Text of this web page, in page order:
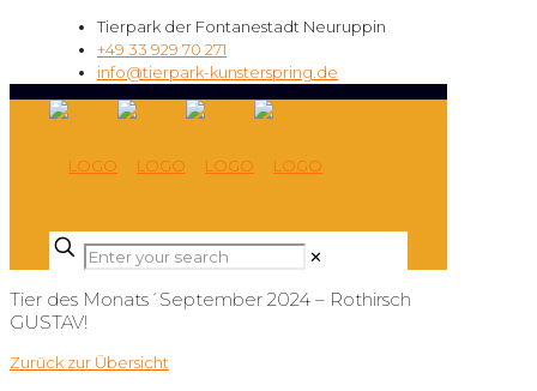
Tierpark der Fontanestadt Neuruppin
+49 33 929 70 271
info@tierpark-kunsterspring.de
✕
Tier des Monats´September 2024 – Rothirsch
GUSTAV!
Zurück zur Übersicht